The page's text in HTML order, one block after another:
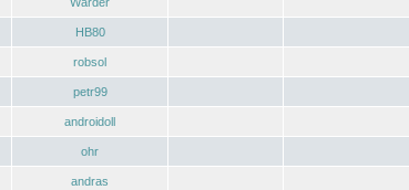
HB80
robsol
petr99
androidoll
ohr
andras